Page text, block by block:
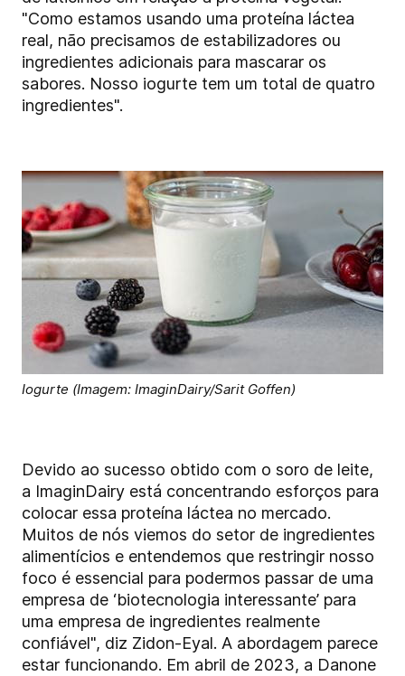
"Como estamos usando uma proteína láctea
real, não precisamos de estabilizadores ou
ingredientes adicionais para mascarar os
sabores. Nosso iogurte tem um total de quatro
ingredientes".
Iogurte (Imagem: ImaginDairy/Sarit Goffen)
Devido ao sucesso obtido com o soro de leite,
a ImaginDairy está concentrando esforços para
colocar essa proteína láctea no mercado.
Muitos de nós viemos do setor de ingredientes
alimentícios e entendemos que restringir nosso
foco é essencial para podermos passar de uma
empresa de ‘biotecnologia interessante’ para
uma empresa de ingredientes realmente
confiável", diz Zidon-Eyal. A abordagem parece
estar funcionando. Em abril de 2023, a Danone